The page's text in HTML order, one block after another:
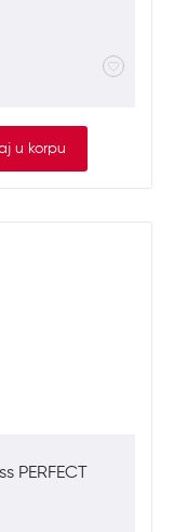
u korpu